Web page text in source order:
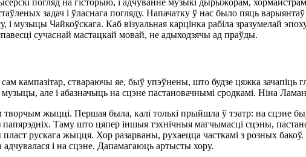
погляд на гісторыю, і адчуванне музыкі дырыжорам,
задач і ўласнага погляду. Напачатку ў нас было пяць
і музыцы Чайкоўскага. Каб візуальная карцінка рабіла зразумелай
сучаснай мастацкай мовай, не адыходзячы ад праўды.
кампазітар, ствараючы яе, быў упэўнены, што будзе цяжка зачапіць
але і абазначыць на сцэне пастановачнымі сродкамі. Ніна
творчым жыцці. Першая была, калі толькі прыйшла ў тэатр: на сцэне
папярэдніх. Таму што цяпер іншыя тэхнічныя магчымасці сцэны,
пласт рускага жыцця. Хор разарваны, рухаецца часткамі з розных
і на сцэне. Дапамагаюць артысты хору.